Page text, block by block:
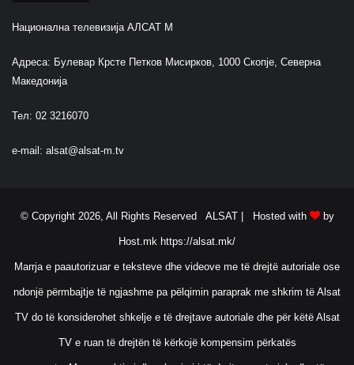
Национална телевизија АЛСАТ М
Адреса: Булевар Крсте Петков Мисирков, 1000 Скопје, Северна
Македонија
Тел: 02 3216070
e-mail: alsat@alsat-m.tv
© Copyright 2026, All Rights Reserved ALSAT | Hosted with by
Host.mk https://alsat.mk/
Marrja e paautorizuar e teksteve dhe videove me të drejtë autoriale ose
ndonjë përmbajtje të ngjashme pa pëlqimin paraprak me shkrim të Alsat
TV do të konsiderohet shkelje e të drejtave autoriale dhe për këtë Alsat
TV e ruan të drejtën të kërkojë kompensim përkatës